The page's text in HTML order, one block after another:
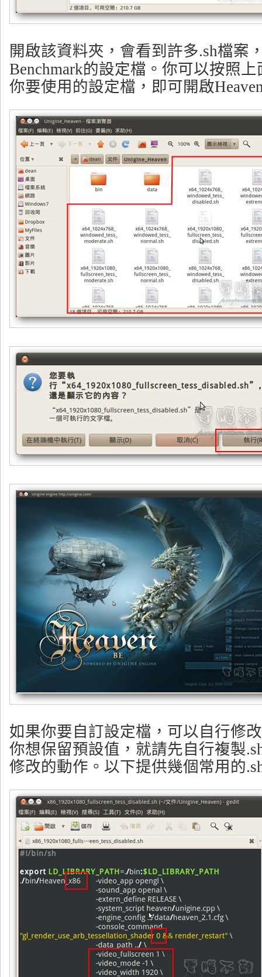
開啟該資料夾，會看到許多.sh檔案
Benchmark的設定檔。你可以按照
你要使用的設定檔，即可開啟
如果你要自訂設定檔，可以自行修
你想保留預設值，就請先自行複製
修改的動作。以下提供幾個常用的